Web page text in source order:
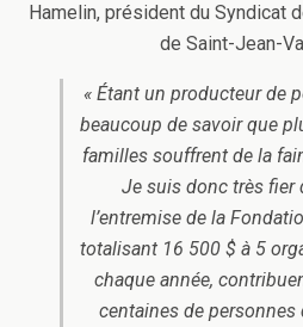
Hamelin, président du Syndicat
de Saint-Jean-
« Étant un producteur de
beaucoup de savoir que
familles souffrent de la
Je suis donc très fier
l’entremise de la
totalisant 16 500 $ à 5
chaque année,
centaines de personnes